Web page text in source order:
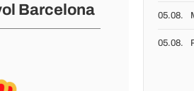
Barcelona 05.08.
05.08.